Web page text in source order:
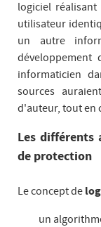
logiciel réalisant
utilisateur
un autre
informaticien
sources
d'auteur, tout en
Les différents
de protection
Le concept de
un